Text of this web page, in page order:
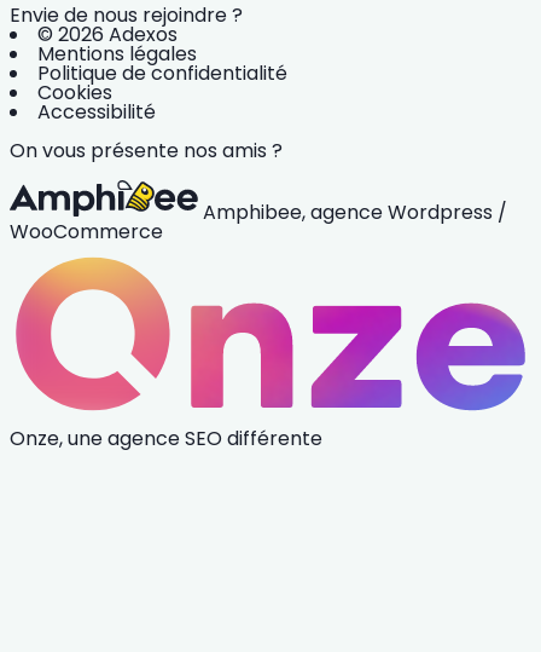
Envie de nous rejoindre ?
© 2026 Adexos
Mentions légales
Politique de confidentialité
Cookies
Accessibilité
On vous présente nos amis ?
Amphibee, agence Wordpress /
WooCommerce
Onze, une agence SEO différente